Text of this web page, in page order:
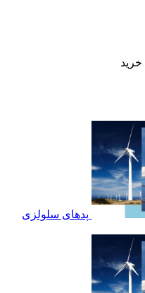
پدهای سلولزی